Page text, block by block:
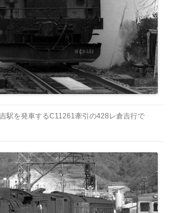
駅を発車するC11261牽引の428レ倉吉行で